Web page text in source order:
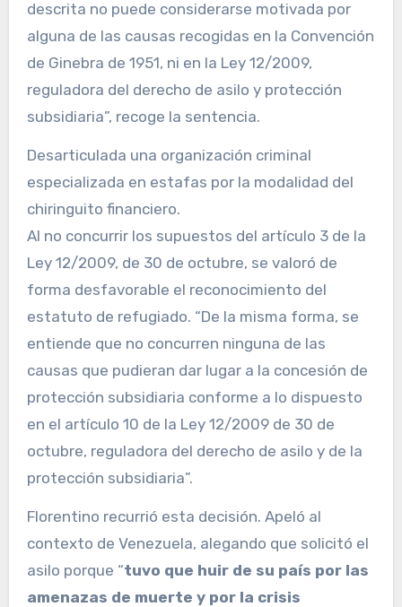
descrita no puede considerarse motivada por
alguna de las causas recogidas en la Convención
de Ginebra de 1951, ni en la Ley 12/2009,
reguladora del derecho de asilo y protección
subsidiaria”, recoge la sentencia.
Desarticulada una organización criminal
especializada en estafas por la modalidad del
chiringuito financiero.
Al no concurrir los supuestos del artículo 3 de la
Ley 12/2009, de 30 de octubre, se valoró de
forma desfavorable el reconocimiento del
estatuto de refugiado. “De la misma forma, se
entiende que no concurren ninguna de las
causas que pudieran dar lugar a la concesión de
protección subsidiaria conforme a lo dispuesto
en el artículo 10 de la Ley 12/2009 de 30 de
octubre, reguladora del derecho de asilo y de la
protección subsidiaria”.
Florentino recurrió esta decisión. Apeló al
contexto de Venezuela, alegando que solicitó el
asilo porque “tuvo que huir de su país por las
amenazas de muerte y por la crisis